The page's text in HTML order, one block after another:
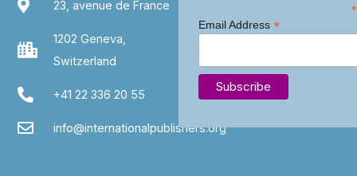
23, avenue de France
1202 Geneva,
Switzerland
+41 22 336 20 55
info@internationalpublishers.org
*
Email Address *